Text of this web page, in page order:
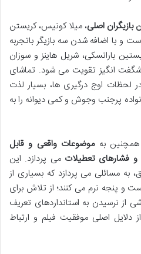
بازیگران اصلی، میلا کونیس، کریستن
و با اضافه شدن سه بازیگر باتجربه
بارانسکی، شریل هاینز و سوزان
انگیز تقویت می شود. تماشای
لحظات اوج درگیری ها، بسیار لذت
پرجنب وجوش و کمی دیوانه را به
همچنین بهموضوعات واقعی و قابل
و فشارهای تعطیلات می پردازد. این
به مسائلی می پردازد که بسیاری از
و پنجه نرم می کنند؛ از تلاش برای
از نرسیدن به استانداردهای تعریف
اصلی موفقیت فیلم و ارتباط